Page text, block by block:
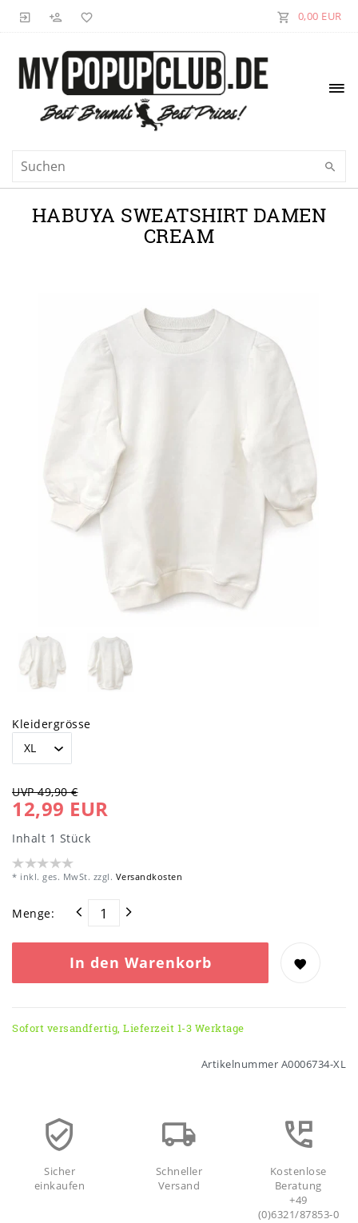
0,00 EUR
HABUYA SWEATSHIRT DAMEN
CREAM
Kleidergrösse
UVP 49,90 €
12,99 EUR
Inhalt 1 Stück
* inkl. ges. MwSt. zzgl. Versandkosten
Menge:
In den Warenkorb
Sofort versandfertig, Lieferzeit 1-3 Werktage
Artikelnummer A0006734-XL
Sicher
einkaufen
Schneller
Versand
Kostenlose
Beratung
+49
(0)6321/87853-0